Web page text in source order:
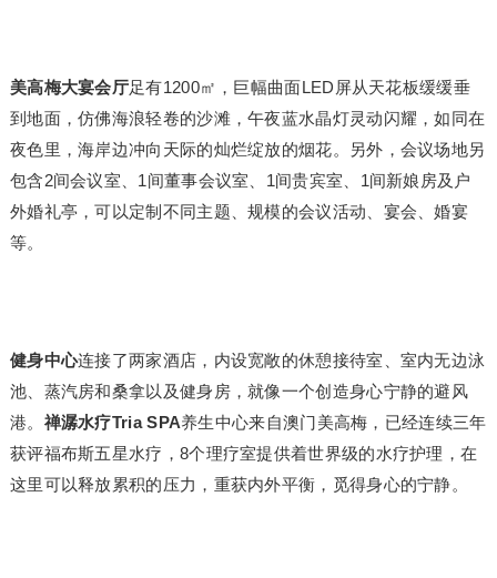
美高梅大宴会厅足有1200㎡，巨幅曲面LED屏从天花板缓缓垂
到地面，仿佛海浪轻卷的沙滩，午夜蓝水晶灯灵动闪耀，如同在
夜色里，海岸边冲向天际的灿烂绽放的烟花。另外，会议场地另
包含2间会议室、1间董事会议室、1间贵宾室、1间新娘房及户
外婚礼亭，可以定制不同主题、规模的会议活动、宴会、婚宴
等。
健身中心连接了两家酒店，内设宽敞的休憩接待室、室内无边泳
池、蒸汽房和桑拿以及健身房，就像一个创造身心宁静的避风
港。 禅潺水疗Tria SPA养生中心来自澳门美高梅，已经连续三年
获评福布斯五星水疗，8个理疗室提供着世界级的水疗护理，在
这里可以释放累积的压力，重获内外平衡，觅得身心的宁静。